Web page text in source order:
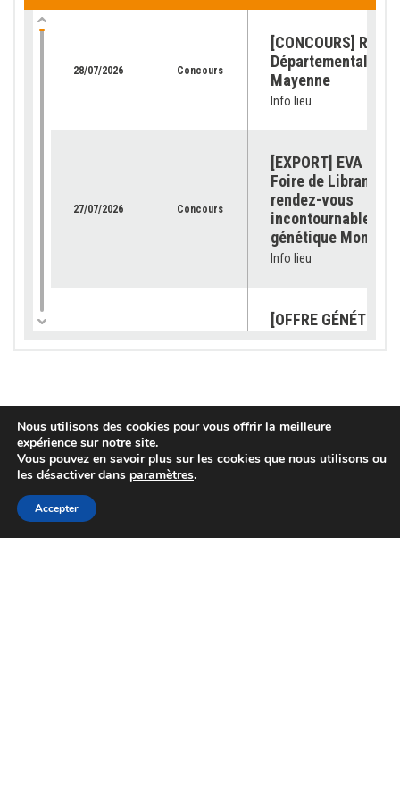
28/07/2026 Concours
[CONCOURS]
Départemental de
Mayenne
Info lieu
27/07/2026 Concours
[EXPORT] EVA
Foire de Libramont
rendez-vous
incontournable
génétique
Info lieu
[OFFRE
03/07/2026 Services
demandes sont
Nous utilisons des cookies pour vous offrir la meilleure
expérience sur notre site.
Vous pouvez en savoir plus sur les cookies que nous utilisons ou
les désactiver dans paramètres.
Accepter